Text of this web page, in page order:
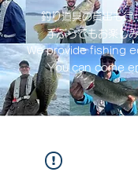
釣り道具の貸出も行
手ぶらでもお楽し
We provide fishing
You can come